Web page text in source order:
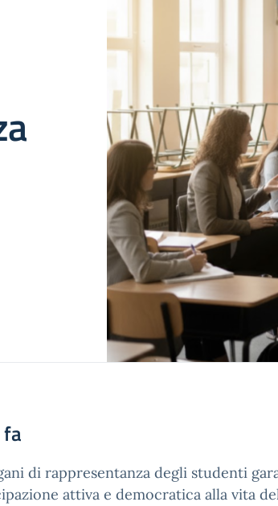
fa
di rappresentanza degli studenti
attiva e democratica alla vita